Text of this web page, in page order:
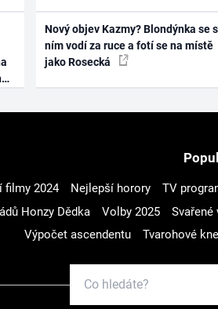
Nový objev Kazmy? Blondýnka se s
ním vodí za ruce a fotí se na místě
jako Rosecká
filmy 2024 Nejlepší horory TV
Honzy Dědka Volby 2025 Svařené
Výpočet ascendentu
Tvarohové